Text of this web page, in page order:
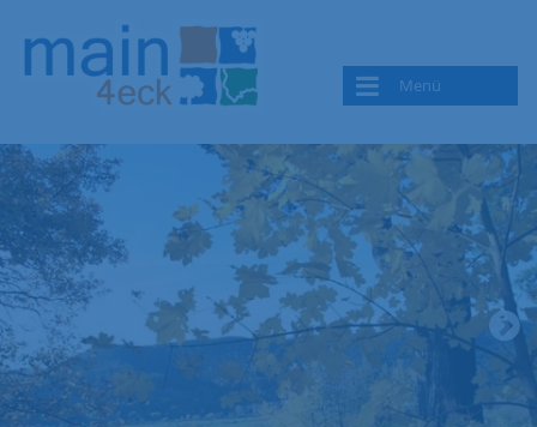
Menü
Die LAG Main4Eck
Die Gebietskulisse
Organisationsstruktur
Team
Termine
Mitglied werden